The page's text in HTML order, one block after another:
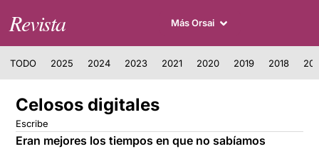
Revista Más Orsai
TODO 2025 2024 2023 2021 2020 2019 2018
Celosos digitales
Escribe
Eran mejores los tiempos en que no sabíamos